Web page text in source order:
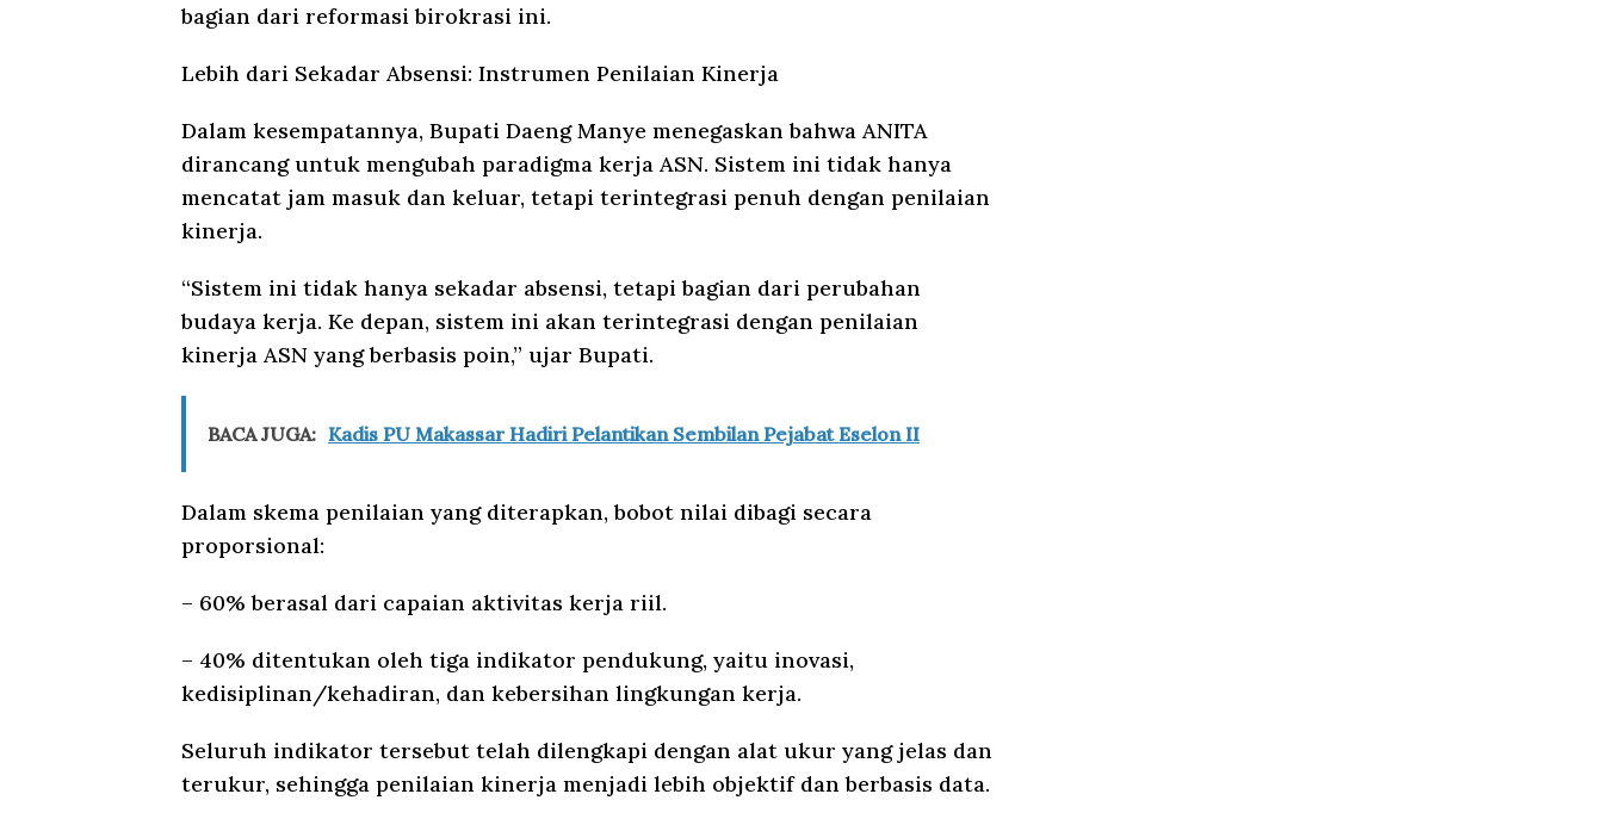
bagian dari reformasi birokrasi ini.
Lebih dari Sekadar Absensi: Instrumen Penilaian Kinerja
Dalam kesempatannya, Bupati Daeng Manye menegaskan bahwa ANITA
dirancang untuk mengubah paradigma kerja ASN. Sistem ini tidak hanya
mencatat jam masuk dan keluar, tetapi terintegrasi penuh dengan penilaian
kinerja.
“Sistem ini tidak hanya sekadar absensi, tetapi bagian dari perubahan
budaya kerja. Ke depan, sistem ini akan terintegrasi dengan penilaian
kinerja ASN yang berbasis poin,” ujar Bupati.
BACA JUGA: Kadis PU Makassar Hadiri Pelantikan Sembilan Pejabat Eselon II
Dalam skema penilaian yang diterapkan, bobot nilai dibagi secara
proporsional:
– 60% berasal dari capaian aktivitas kerja riil.
– 40% ditentukan oleh tiga indikator pendukung, yaitu inovasi,
kedisiplinan/kehadiran, dan kebersihan lingkungan kerja.
Seluruh indikator tersebut telah dilengkapi dengan alat ukur yang jelas dan
terukur, sehingga penilaian kinerja menjadi lebih objektif dan berbasis data.